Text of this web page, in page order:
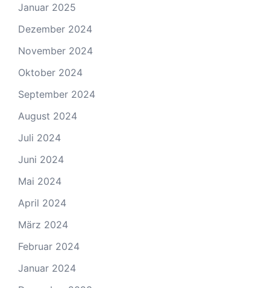
Januar 2025
Dezember 2024
November 2024
Oktober 2024
September 2024
August 2024
Juli 2024
Juni 2024
Mai 2024
April 2024
März 2024
Februar 2024
Januar 2024